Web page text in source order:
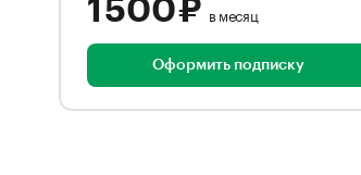
1 500 ₽ в месяц
Оформить подписку